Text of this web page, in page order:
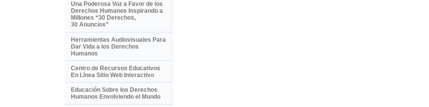
Una Poderosa Voz a Favor de los
Derechos Humanos Inspirando a
Millones “30 Derechos,
30 Anuncios”
Herramientas Audiovisuales Para
Dar Vida a los Derechos
Humanos
Centro de Recursos Educativos
En Línea Sitio Web Interactivo
Educación Sobre los Derechos
Humanos Envolviendo el Mundo